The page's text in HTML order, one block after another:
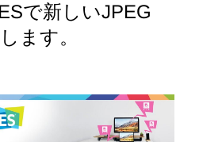
で新しいJPEG
ます。